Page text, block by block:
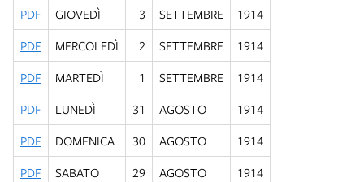
PDF
GIOVEDÌ 3 SETTEMBRE
1914
PDF
MERCOLEDÌ 2 SETTEMBRE
1914
PDF
MARTEDÌ 1 SETTEMBRE
1914
PDF
LUNEDÌ 31 AGOSTO
1914
PDF
DOMENICA 30 AGOSTO
1914
PDF
SABATO 29 AGOSTO
1914